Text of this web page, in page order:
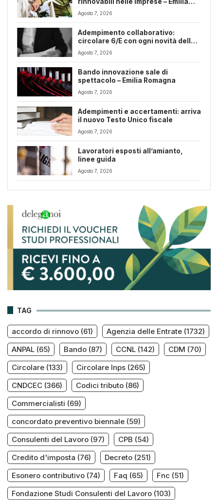
Romagna
Agosto 7, 2026
Adempimento collaborativo:
circolare 6/E con ogni novità della
riforma fiscale
Agosto 7, 2026
Bando innovazione sale di
spettacolo – Emilia Romagna
Agosto 7, 2026
Adempimenti e accertamenti: arriva
il nuovo Testo Unico fiscale
Agosto 7, 2026
Lavoratori esposti all’amianto,
linee guida
Agosto 7, 2026
TAG
accordo di rinnovo (61) Agenzia delle Entrate (1732)
ANPAL (65) Bando (87) CCNL (142) CDM (70)
Circolare (133) Circolare Inps (265)
CNDCEC (366) Codici tributo (86)
Commercialisti (69)
concordato preventivo biennale (59)
Consulenti del Lavoro (97) CPB (54)
Credito d'imposta (76) Decreto (251)
Esonero contributivo (74) Faq (65) Fnc (51)
Fondazione Studi Consulenti del Lavoro (103)